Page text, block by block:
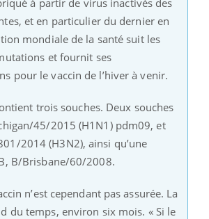
et en particulier du dernier en
mondiale de la santé suit les
et fournit ses
pour le vaccin de l’hiver à venir.
trois souches. Deux souches
45/2015 (H1N1) pdm09, et
2014 (H3N2), ainsi qu’une
B/Brisbane/60/2008.
n’est cependant pas assurée. La
du temps, environ six mois. « Si le